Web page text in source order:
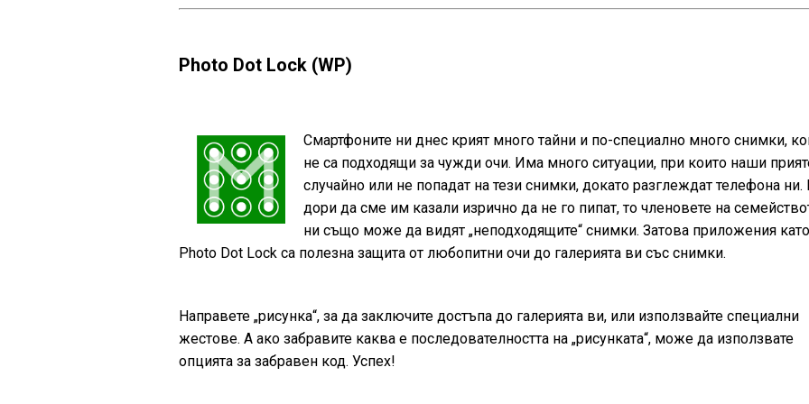
Photo Dot Lock (WP)
Смартфоните ни днес крият много тайни и по-специално много снимки,
не са подходящи за чужди очи. Има много ситуации, при които наши
случайно или не попадат на тези снимки, докато разглеждат телефона ни.
дори да сме им казали изрично да не го пипат, то членовете на
ни също може да видят „неподходящите“ снимки. Затова приложения като
Photo Dot Lock са полезна защита от любопитни очи до галерията ви със снимки.
Направете „рисунка“, за да заключите достъпа до галерията ви, или използвайте специални
жестове. А ако забравите каква е последователността на „рисунката“, може да използвате
опцията за забравен код. Успех!